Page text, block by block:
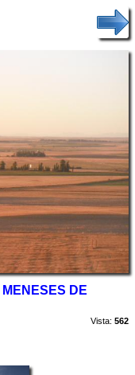
MENESES DE
Vista: 562